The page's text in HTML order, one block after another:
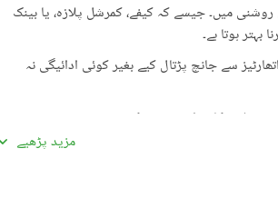
میں۔ جیسے کہ کیفے، کمرشل پلازہ، یا بینک
ہوتا ہے۔
سے جانچ پڑتال کیے بغیر کوئی ادائیگی نہ
کا موازنہ ضرور کریں۔
غیرمعمولی طور پر کم قیمتیں دھوکہ دہی کی
مزید پڑھیے